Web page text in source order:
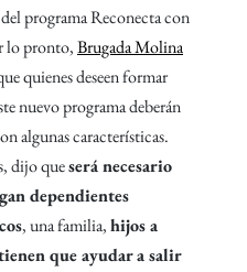
del programa Reconecta con
lo pronto, Brugada Molina
quienes deseen formar
nuevo programa deberán
algunas características.
dijo que será necesario
dependientes
, una familia, hijos a
que ayudar a salir